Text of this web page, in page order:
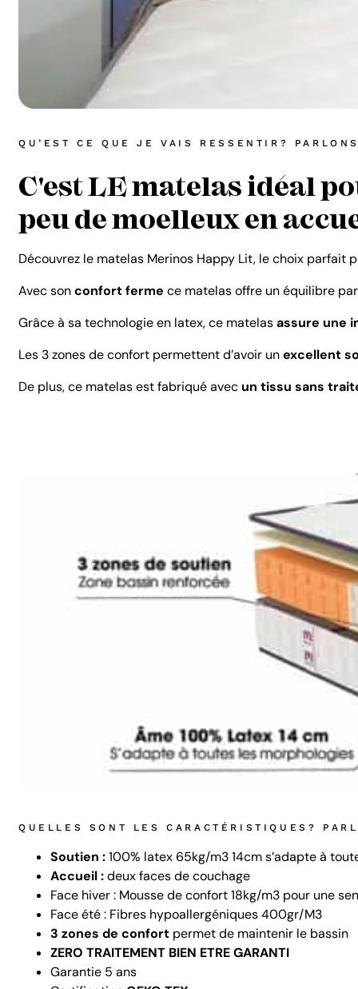
QU’EST CE QUE JE VAIS RESSENTIR?
C'est LE matelas idéal
peu de moelleux en
Découvrez le matelas Merinos Happy Lit, le choix parfait
Avec sonconfort ferme ce matelas offre un équilibre
Grâce à sa technologie en latex, ce matelasassure une
Les 3 zones de confort permettent d’avoir unexcellent
De plus, ce matelas est fabriqué avec un tissu sans
QUELLES SONT LES CARACTÉRISTIQUES?
Soutien :100% latex 65kg/m3 14cm s’adapte à
Accueil :deux faces de couchage
Face hiver : Mousse de confort 18kg/m3 pour une
Face été : Fibres hypoallergéniques 400gr/M3
3 zones de confort permet de maintenir le bassin
ZERO TRAITEMENT BIEN ETRE GARANTI
Garantie 5 ans